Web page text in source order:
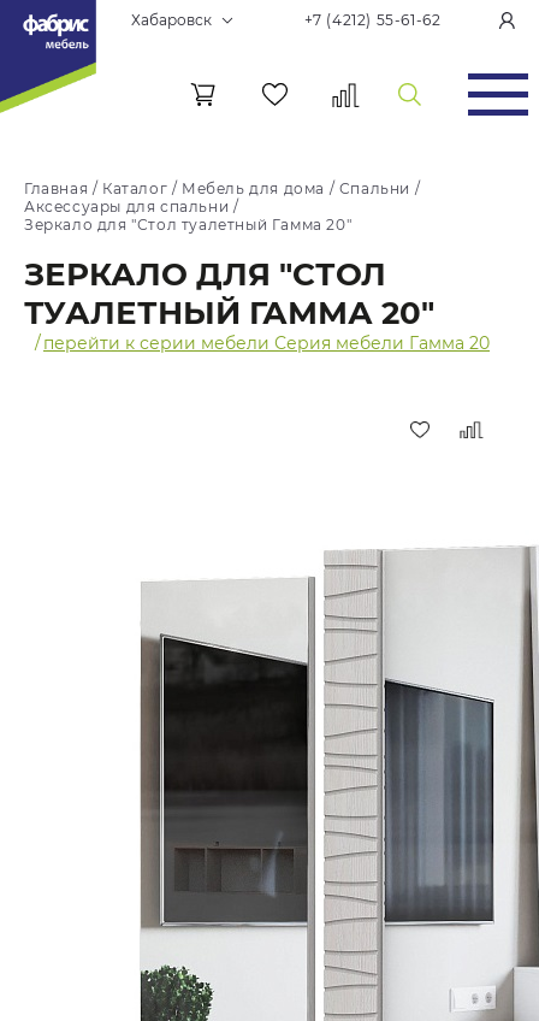
Хабаровск +7 (4212) 55-61-62
Главная / Каталог / Мебель для дома / Спальни /
Аксессуары для спальни /
Зеркало для "Стол туалетный Гамма 20"
ЗЕРКАЛО ДЛЯ "СТОЛ
ТУАЛЕТНЫЙ ГАММА 20"
/перейти к серии мебели Серия мебели Гамма 20